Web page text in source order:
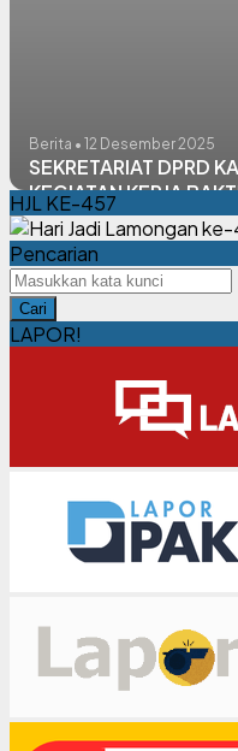
Berita • 12 Desember 2025
SEKRETARIAT DPRD
KEGIATAN KERJA
PEDULI STUNTING”
HJL KE-457
Pencarian
Cari
LAPOR!